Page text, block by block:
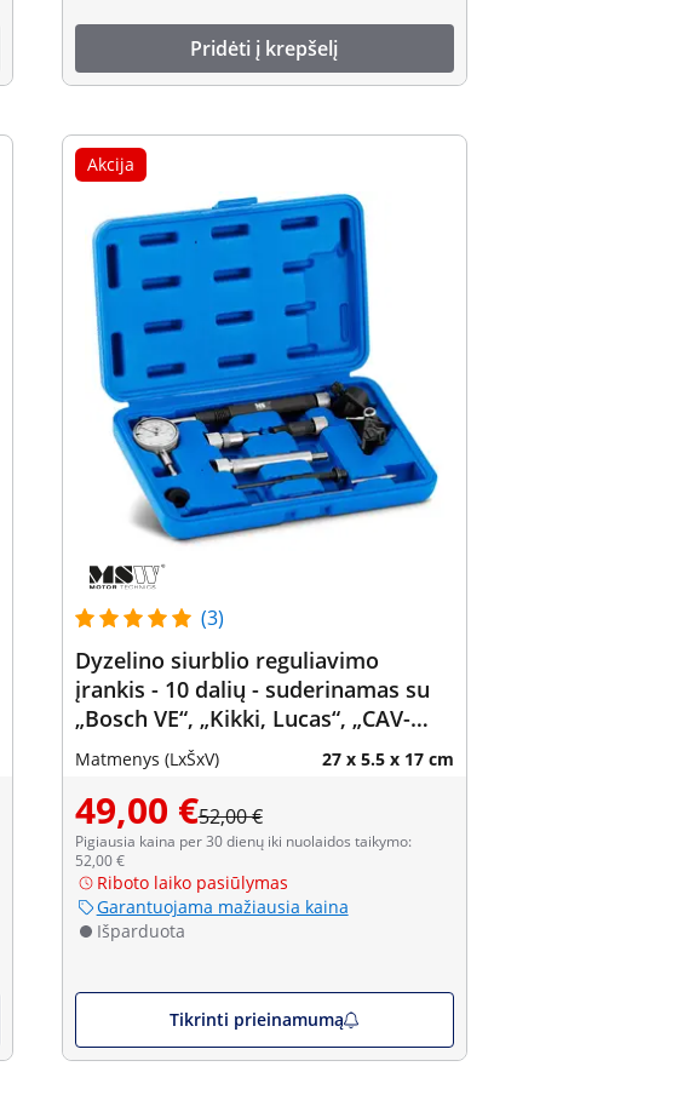
Pridėti į krepšelį
Akcija
(3)
Dyzelino siurblio reguliavimo
įrankis - 10 dalių - suderinamas su
„Bosch VE“, „Kikki, Lucas“, „CAV-
Roto“, „Nippon Denso“
Matmenys (LxŠxV) 27 x 5.5 x 17 cm
49,00 €52,00 €
Pigiausia kaina per 30 dienų iki nuolaidos taikymo:
52,00 €
Riboto laiko pasiūlymas
Garantuojama mažiausia kaina
Išparduota
Tikrinti prieinamumą